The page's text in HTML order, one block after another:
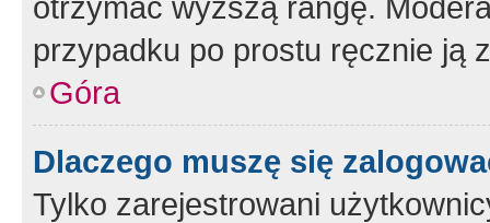
przypadku po prostu ręcznie ją
Góra
Dlaczego muszę się
Tylko zarejestrowani